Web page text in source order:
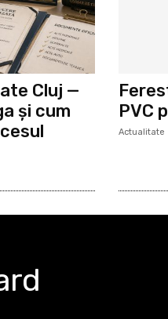
Cluj —
și cum
PVC
Actualitate